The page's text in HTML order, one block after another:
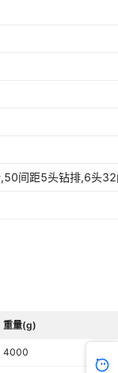
间距5头钻排,6头32
重量(g)
4000